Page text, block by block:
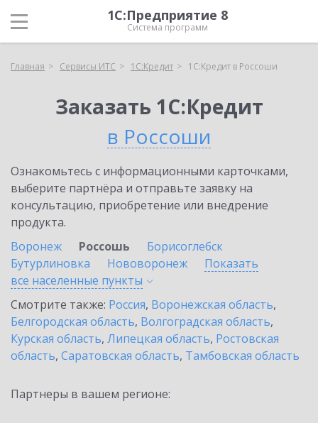
1С:Предприятие 8
Система программ
Главная Сервисы ИТС 1С:Кредит 1С:Кредит в Россоши
Заказать 1С:Кредит
в Россоши
Ознакомьтесь с информационными карточками,
выберите партнёра и отправьте заявку на
консультацию, приобретение или внедрение
продукта.
Воронеж
Россошь
Борисоглебск
Бутурлиновка
Нововоронеж
Показать
все населенные пункты
Смотрите также: Россия, Воронежская область,
Белгородская область, Волгоградская область,
Курская область, Липецкая область, Ростовская
область, Саратовская область, Тамбовская область
Партнеры в вашем регионе: